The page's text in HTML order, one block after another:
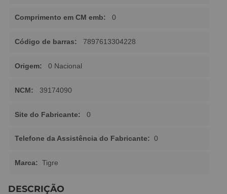
Comprimento em CM emb: 0
Código de barras: 7897613304228
Origem: 0 Nacional
NCM: 39174090
Site do Fabricante: 0
Telefone da Assistência do Fabricante: 0
Marca: Tigre
DESCRIÇÃO